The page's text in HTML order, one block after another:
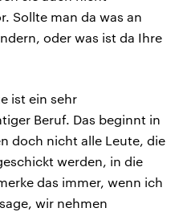
Sollte man da was an
oder was ist da Ihre
ist ein sehr
Beruf. Das beginnt in
doch nicht alle Leute, die
werden, in die
das immer, wenn ich
wir nehmen